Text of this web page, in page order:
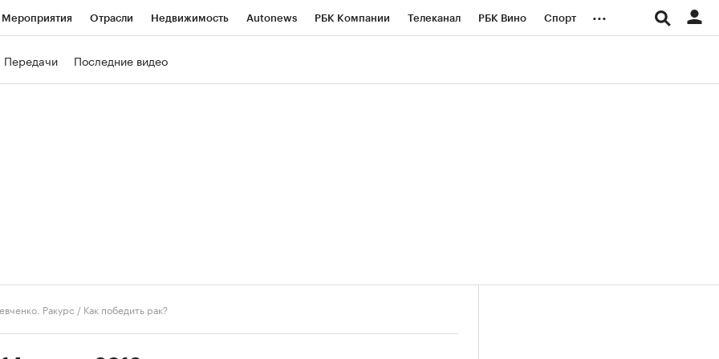
Мероприятия Отрасли Недвижимость Autonews РБК Компании Телеканал РБК Вино Спорт ...
Передачи Последние видео
Ракурс / Как победить рак?